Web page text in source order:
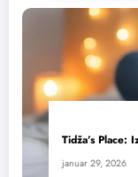
Tidža’s Place:
januar 29, 2026